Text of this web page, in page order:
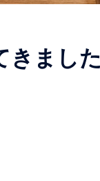
きました